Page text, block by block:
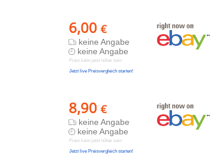
6,00 €
keine Angabe
keine Angabe
Preis kann jetzt höher sein
Jetzt live Preisvergleich starten!
8,90 €
keine Angabe
keine Angabe
Preis kann jetzt höher sein
Jetzt live Preisvergleich starten!